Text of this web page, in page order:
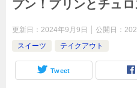
プン！プリンとチュ
更新日： 2024年9月9日 公開日：
スイーツ
テイクアウト
Tweet